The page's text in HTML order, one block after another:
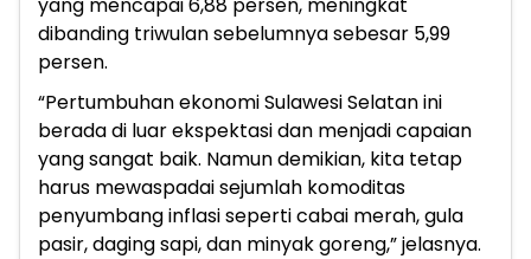
dibanding triwulan sebelumnya sebesar 5,99
persen.
“Pertumbuhan ekonomi Sulawesi Selatan ini
berada di luar ekspektasi dan menjadi capaian
yang sangat baik. Namun demikian, kita tetap
harus mewaspadai sejumlah komoditas
penyumbang inflasi seperti cabai merah, gula
pasir, daging sapi, dan minyak goreng,” jelasnya.